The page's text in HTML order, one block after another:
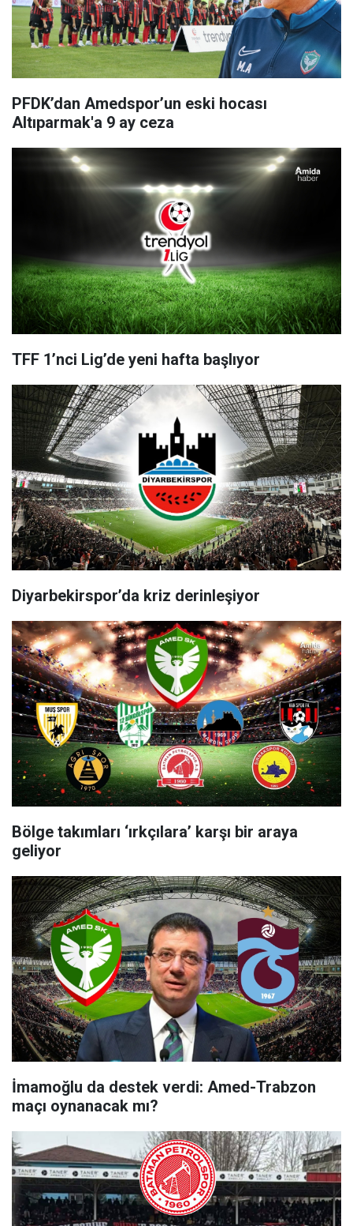
PFDK’dan Amedspor’un eski hocası
Altıparmak'a 9 ay ceza
TFF 1’nci Lig’de yeni hafta başlıyor
Diyarbekirspor’da kriz derinleşiyor
Bölge takımları ‘ırkçılara’ karşı bir araya
geliyor
İmamoğlu da destek verdi: Amed-Trabzon
maçı oynanacak mı?